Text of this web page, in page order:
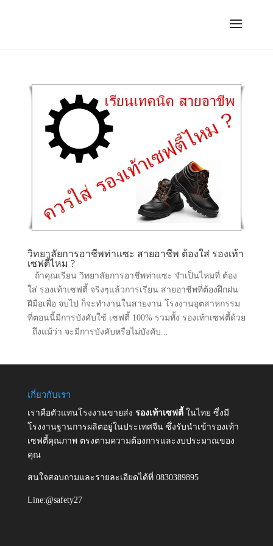
วิทยาลัยการอาชีพท่าแซะ สายอาชีพ ต้องใส่ รองเท้า
เซฟตี้ไหม ?
ถ้าคุณเรียน วิทยาลัยการอาชีพท่าแซะ จำเป็นไหมที่ ต้อง
ใส่ รองเท้าเซฟตี้ จริงๆแล้วการเรียน สายอาชีพที่ต้องฝึกฝน
ฝีมือเพื่อ จบไป ก็จะทำงานในสายงาน โรงงานอุตสาหกรรม
ที่ตอนนี้มีการบังคับใช้ เซฟตี้ 100% รวมทั้ง รองเท้าเซฟตี้ด้วย
ถึงแม้ว่า จะมีการบังคับหรือไม่บังคับ...
เกี่ยวกับเรา
เราคือตัวแทนโรงงานขายส่ง รองเท้าเซฟตี้ ในไทย ซึ่งมี
โรงงานฐานการผลิตอยู่ในประเทศจีน ซึ่งรับนำเข้ารองเท้า
เซฟตี้คุณภาพ ตรงตามความต้องการและงบประมาณของ
คุณ
สนใจสอบถามและรายละเอียดได้ที่ 0830389895
Line:@safety27